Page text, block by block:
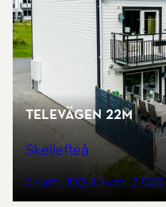
Televägen 22M
Skellefteå
5 rum 100,4 kvm 2